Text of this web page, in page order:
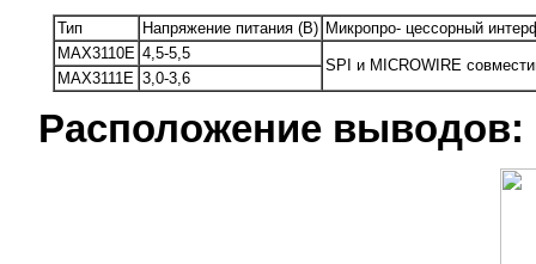
Тип Напряжение питания (В) Микропро- цессорный
МАХ3110Е 4,5-5,5
SPI и MICROWIRE
МАХ3111Е 3,0-3,6
Расположение выводов: